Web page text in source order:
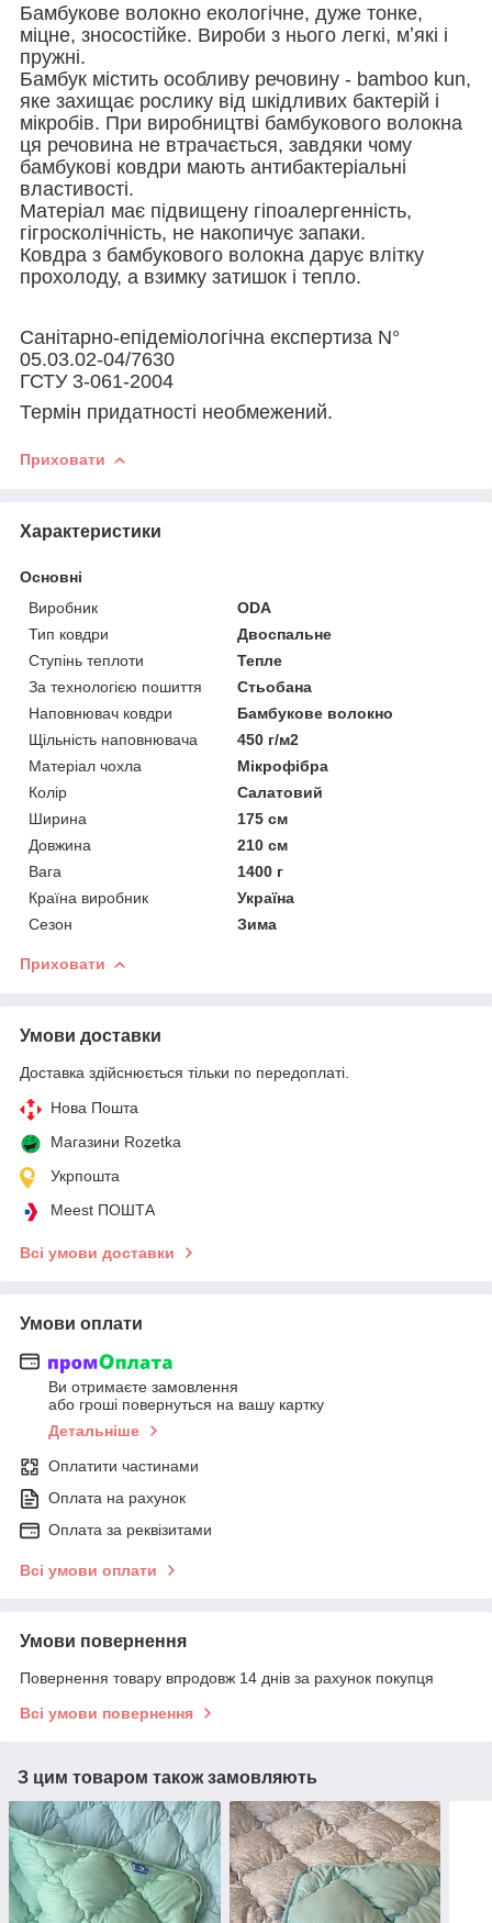
Бамбукове волокно екологічне, дуже тонке,
міцне, зносостійке. Вироби з нього легкі, мʼякі і
пружні.
Бамбук містить особливу речовину - bamboo kun,
яке захищає рослику від шкідливих бактерій і
мікробів. При виробництві бамбукового волокна
ця речовина не втрачається, завдяки чому
бамбукові ковдри мають антибактеріальні
властивості.
Матеріал має підвищену гіпоалергенність,
гігросколічність, не накопичує запаки.
Ковдра з бамбукового волокна дарує влітку
прохолоду, а взимку затишок і тепло.
Санітарно-епідеміологічна експертиза N°
05.03.02-04/7630
ГСТУ 3-061-2004
Термін придатності необмежений.
Приховати
Характеристики
Основні
Виробник
ODA
Тип ковдри
Двоспальне
Ступінь теплоти
Тепле
За технологією пошиття
Стьобана
Наповнювач ковдри
Бамбукове волокно
Щільність наповнювача
450 г/м2
Матеріал чохла
Мікрофібра
Колір
Салатовий
Ширина
175 см
Довжина
210 см
Вага
1400 г
Країна виробник
Україна
Сезон
Зима
Приховати
Умови доставки
Доставка здійснюється тільки по передоплаті.
Нова Пошта
Магазини Rozetka
Укрпошта
Meest ПОШТА
Всі умови доставки
Умови оплати
Ви отримаєте замовлення
або гроші повернуться на вашу картку
Детальніше
Оплатити частинами
Оплата на рахунок
Оплата за реквізитами
Всі умови оплати
Умови повернення
Повернення товару впродовж 14 днів за рахунок покупця
Всі умови повернення
З цим товаром також замовляють